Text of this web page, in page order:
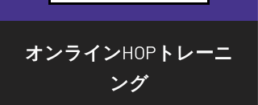
オンラインHOPトレーニ
ング